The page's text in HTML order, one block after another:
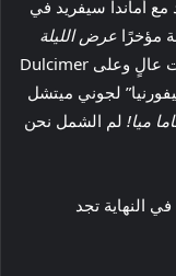
أماندا سيفريد في
مؤخرًا عرض الليلة
واستغرقت بعض الوقت لإظهار مهاراتها بصوت عالٍ وعلى Dulcimer
لجوني ميتشل
ميا! لم الشمل نحن
النهاية تجد